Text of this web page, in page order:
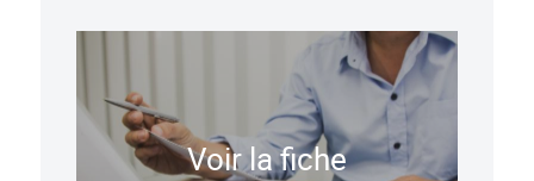
Voir la fiche